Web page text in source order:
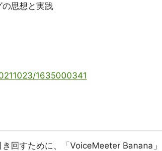
思想と実践
1635000341
回すために、「VoiceMeeter Banana」